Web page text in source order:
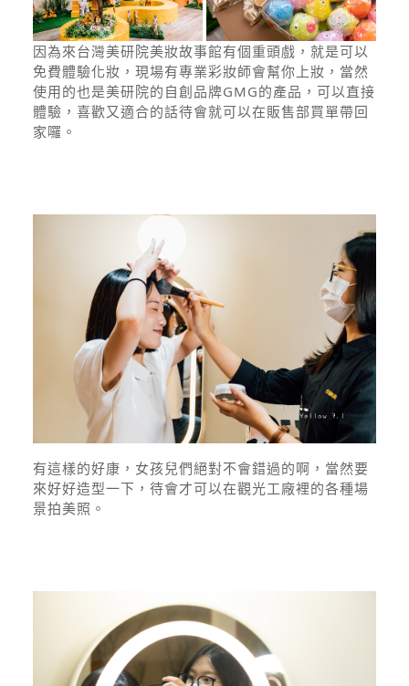
因為來台灣美研院美妝故事館有個重頭戲，就是可以
免費體驗化妝，現場有專業彩妝師會幫你上妝，當然
使用的也是美研院的自創品牌GMG的產品，可以直接
體驗，喜歡又適合的話待會就可以在販售部買單帶回
家囉。
有這樣的好康，女孩兒們絕對不會錯過的啊，當然要
來好好造型一下，待會才可以在觀光工廠裡的各種場
景拍美照。